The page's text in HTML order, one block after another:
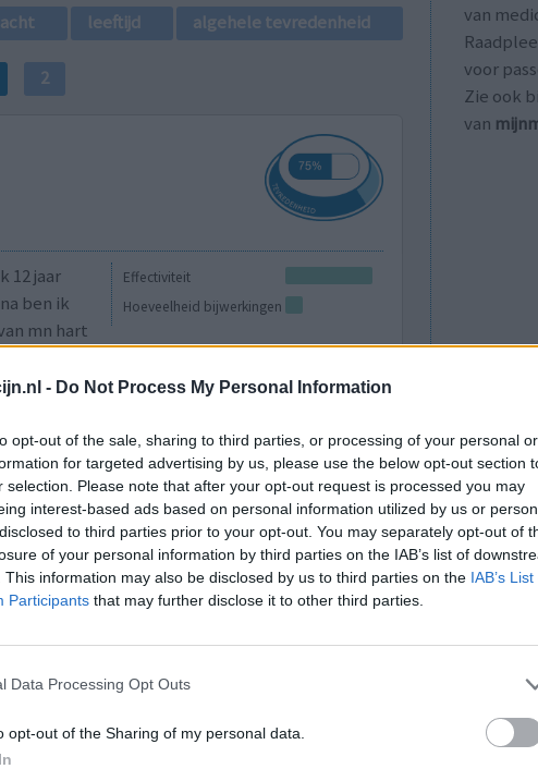
- Do Not Process My Personal Information
opt-out of the sale, sharing to third parties, or processing of your personal or
for targeted advertising by us, please use the below opt-out section
selection. Please note that after your opt-out request is processed you may
interest-based ads based on personal information utilized by us or
to third parties prior to your opt-out. You may separately opt-out of
of your personal information by third parties on the IAB’s list of
This information may also be disclosed by us to third parties on the IAB’s
Participants that may further disclose it to other third parties.
Data Processing Opt Outs
opt-out of the Sharing of my personal data.
leeftijd algehele tevredenheid
2
Effectiviteit
Hoeveelheid bijwerkingen
12 jaar
ben ik
mn hart
0 reacties
Effectiviteit
van de
van
voor
Zie ook
van